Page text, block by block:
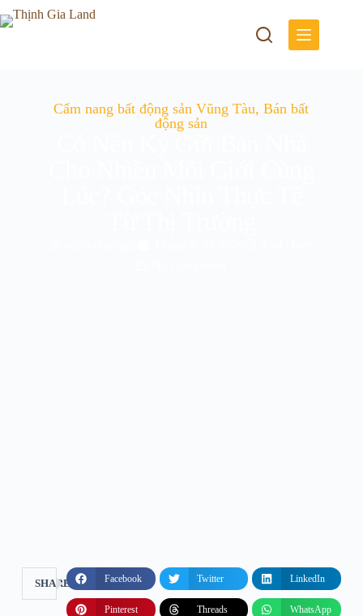
Cẩm nang bất động sản Vũng Tàu,Bán bất
động sản
SHARE Facebook Twitter LinkedIn
Pinterest Threads WhatsApp